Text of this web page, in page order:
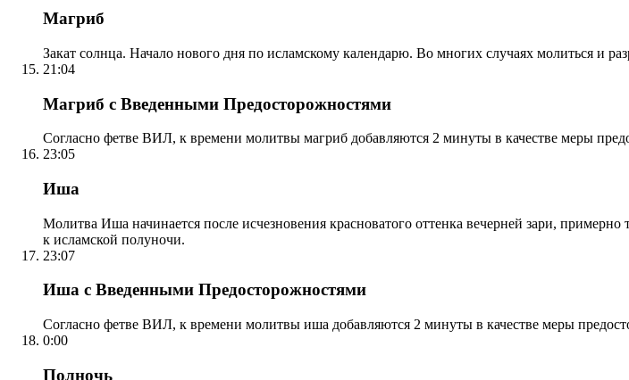
Магриб
Закат солнца. Начало нового дня по исламскому календарю. Во многих случаях молиться и
21:04
Магриб с Введенными Предосторожностями
Согласно фетве ВИЛ, к времени молитвы магриб добавляются 2 минуты в качестве меры
23:05
Иша
Молитва Иша начинается после исчезновения красноватого оттенка вечерней зари,
к исламской полуночи.
23:07
Иша с Введенными Предосторожностями
Согласно фетве ВИЛ, к времени молитвы иша добавляются 2 минуты в качестве меры
0:00
Полночь